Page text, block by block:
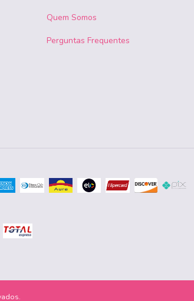
Quem Somos
Perguntas Frequentes